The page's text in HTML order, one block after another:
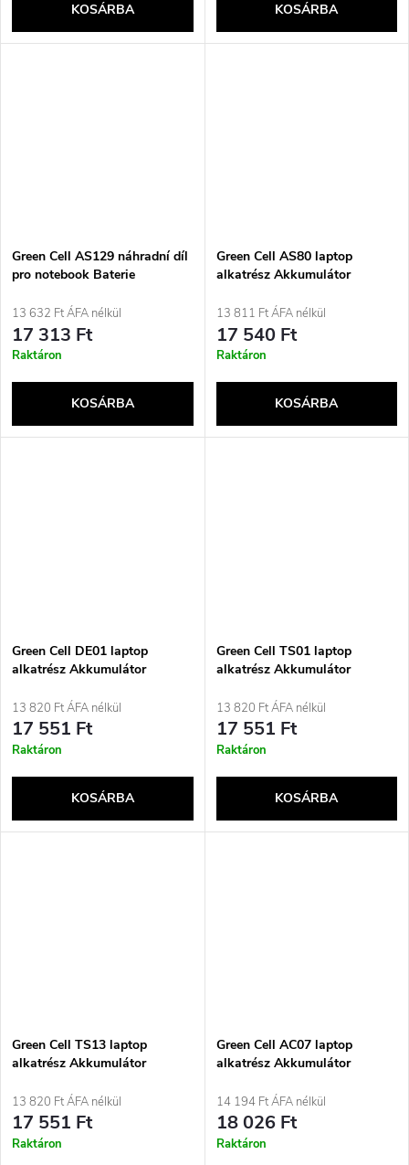
KOSÁRBA KOSÁRBA
Green Cell AS129 náhradní díl
pro notebook Baterie
13 632 Ft ÁFA nélkül
17 313 Ft
Raktáron
KOSÁRBA
Green Cell AS80 laptop
alkatrész Akkumulátor
13 811 Ft ÁFA nélkül
17 540 Ft
Raktáron
KOSÁRBA
Green Cell DE01 laptop
alkatrész Akkumulátor
13 820 Ft ÁFA nélkül
17 551 Ft
Raktáron
KOSÁRBA
Green Cell TS01 laptop
alkatrész Akkumulátor
13 820 Ft ÁFA nélkül
17 551 Ft
Raktáron
KOSÁRBA
Green Cell TS13 laptop
alkatrész Akkumulátor
13 820 Ft ÁFA nélkül
17 551 Ft
Raktáron
Green Cell AC07 laptop
alkatrész Akkumulátor
14 194 Ft ÁFA nélkül
18 026 Ft
Raktáron